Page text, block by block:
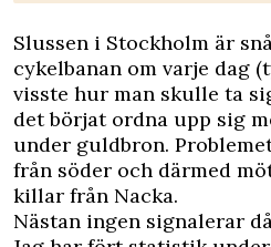
Slussen i Stockholm är
cykelbanan om varje dag
visste hur man skulle ta
det börjat ordna upp sig
under guldbron.
från söder och därmed
killar från Nacka.
Nästan ingen signalerar